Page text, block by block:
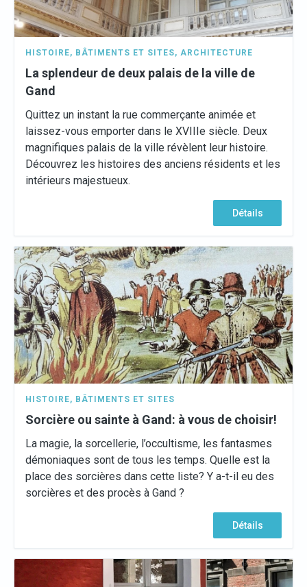
HISTOIRE, BÂTIMENTS ET SITES, ARCHITECTURE
La splendeur de deux palais de la ville de
Gand
Quittez un instant la rue commerçante animée et
laissez-vous emporter dans le XVIIIe siècle. Deux
magnifiques palais de la ville révèlent leur histoire.
Découvrez les histoires des anciens résidents et les
intérieurs majestueux.
Détails
HISTOIRE, BÂTIMENTS ET SITES
Sorcière ou sainte à Gand: à vous de choisir!
La magie, la sorcellerie, l’occultisme, les fantasmes
démoniaques sont de tous les temps. Quelle est la
place des sorcières dans cette liste? Y a-t-il eu des
sorcières et des procès à Gand ?
Détails